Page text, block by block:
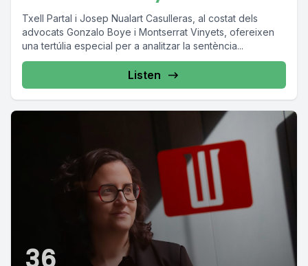
Txell Partal i Josep Nualart Casulleras, al costat dels
advocats Gonzalo Boye i Montserrat Vinyets, ofereixen
una tertúlia especial per a analitzar la sentència...
Listen